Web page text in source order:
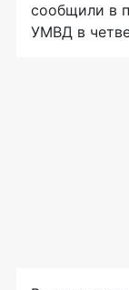
сообщили в
УМВД в